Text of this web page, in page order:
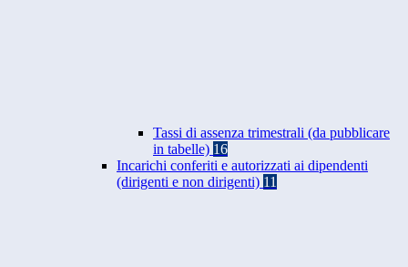
Tassi di assenza trimestrali (da pubblicare
in tabelle) 16
Incarichi conferiti e autorizzati ai dipendenti
(dirigenti e non dirigenti) 11